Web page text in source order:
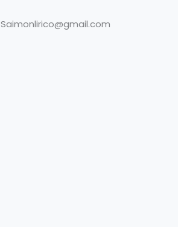
Saimonlirico@gmail.com